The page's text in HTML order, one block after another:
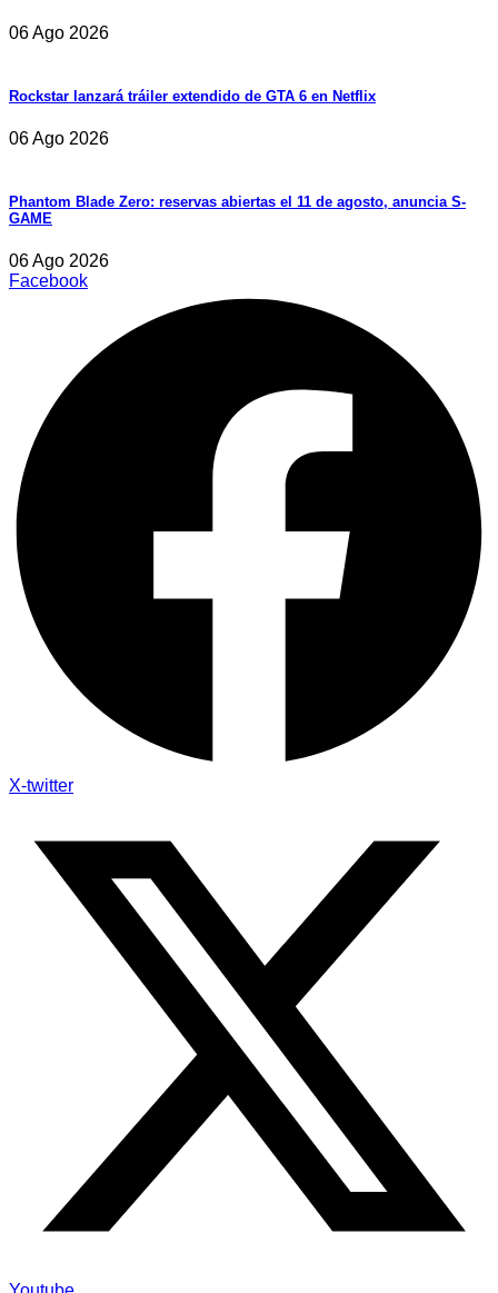
06 Ago 2026
Rockstar lanzará tráiler extendido de GTA 6 en Netflix
06 Ago 2026
Phantom Blade Zero: reservas abiertas el 11 de agosto, anuncia S-
GAME
06 Ago 2026
Facebook
X-twitter